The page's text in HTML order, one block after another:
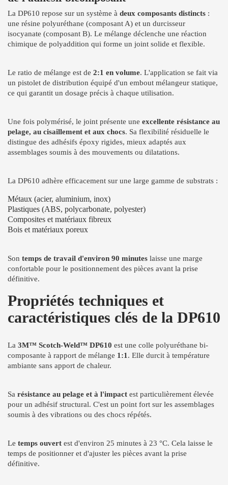
La DP610 repose sur un système à deux composants distincts :
une résine polyuréthane (composant A) et un durcisseur
isocyanate (composant B). Le mélange déclenche une réaction
chimique de polyaddition qui forme un joint solide et flexible.
Le ratio de mélange est de 2:1 en volume. L'application se fait via
un pistolet de distribution équipé d'un embout mélangeur statique,
ce qui garantit un dosage précis à chaque utilisation.
Une fois polymérisé, le joint présente une excellente résistance au
pelage, au cisaillement et aux chocs. Sa flexibilité résiduelle le
distingue des adhésifs époxy rigides, mieux adaptés aux
assemblages soumis à des mouvements ou dilatations.
La DP610 adhère efficacement sur une large gamme de substrats :
Métaux (acier, aluminium, inox)
Plastiques (ABS, polycarbonate, polyester)
Composites et matériaux fibreux
Bois et matériaux poreux
Son temps de travail d'environ 90 minutes laisse une marge
confortable pour le positionnement des pièces avant la prise
définitive.
Propriétés techniques et
caractéristiques clés de la DP610
La 3M™ Scotch-Weld™ DP610 est une colle polyuréthane bi-
composante à rapport de mélange 1:1. Elle durcit à température
ambiante sans apport de chaleur.
Sa résistance au pelage et à l'impact est particulièrement élevée
pour un adhésif structural. C'est un point fort sur les assemblages
soumis à des vibrations ou des chocs répétés.
Le temps ouvert est d'environ 25 minutes à 23 °C. Cela laisse le
temps de positionner et d'ajuster les pièces avant la prise
définitive.